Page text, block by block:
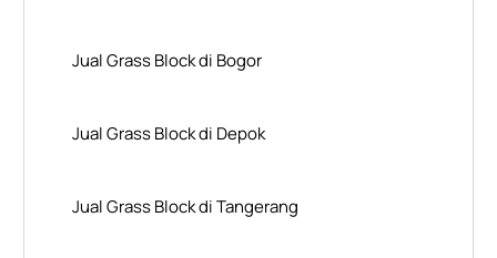
Jual Grass Block di Bogor
Jual Grass Block di Depok
Jual Grass Block di Tangerang